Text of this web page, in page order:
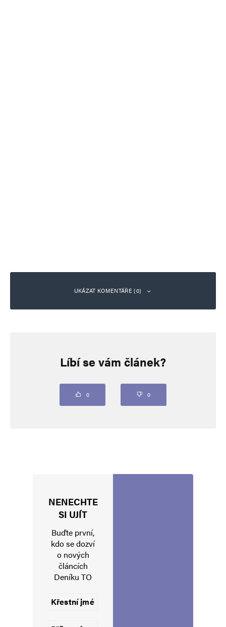
UKÁZAT KOMENTÁŘE (0)
Vaše e-mailová adresa nebude zveřejněna. Vyžadované informace jsou
Uložit do prohlížeče jméno, e-mail a webovou stránku pro budoucí
Líbí se vám článek?
0 0
NENECHTE
SI UJÍT
Buďte první,
kdo se dozví
o nových
článcích
Deníku TO